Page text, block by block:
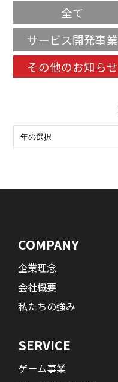
全て
サービス開発事業
その他のお知らせ
COMPANY
企業理念
会社概要
私たちの強み
SERVICE
ゲーム事業